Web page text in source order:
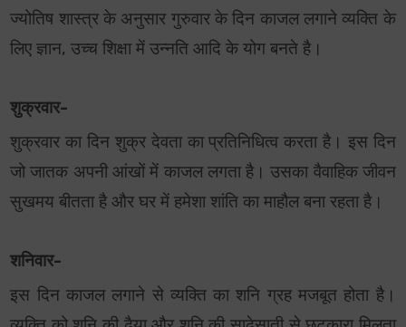
ज्योतिष शास्त्र के अनुसार गुरुवार के दिन काजल लगाने व्यक्ति के
लिए ज्ञान, उच्च शिक्षा में उन्नति आदि के योग बनते है।
शुक्रवार-
शुक्रवार का दिन शुक्र देवता का प्रतिनिधित्व करता है। इस दिन
जो जातक अपनी आंखों में काजल लगता है। उसका वैवाहिक जीवन
सुखमय बीतता है और घर में हमेशा शांति का माहौल बना रहता है।
शनिवार-
इस दिन काजल लगाने से व्यक्ति का शनि ग्रह मजबूत होता है।